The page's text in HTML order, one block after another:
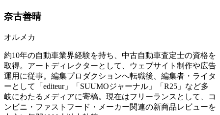
奈古善晴
オルメカ
約10年の自動車業界経験を持ち、中古自動車査定士の資格を
取得。アートディレクターとして、ウェブサイト制作や広告
運用に従事。編集プロダクションへ転職後、編集者・ライタ
ーとして「editeur」「SUUMOジャーナル」「R25」など多
岐にわたるメディアに寄稿。現在はフリーランスとして、コ
ンビニ・ファストフード・メーカー関連の新商品レビューを